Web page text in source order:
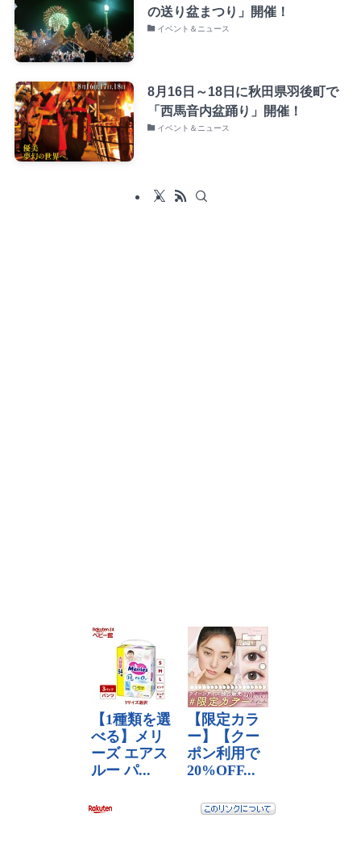
の送り盆まつり」開催！
イベント＆ニュース
8月16日～18日に秋田県羽後町で
「西馬音内盆踊り」開催！
イベント＆ニュース